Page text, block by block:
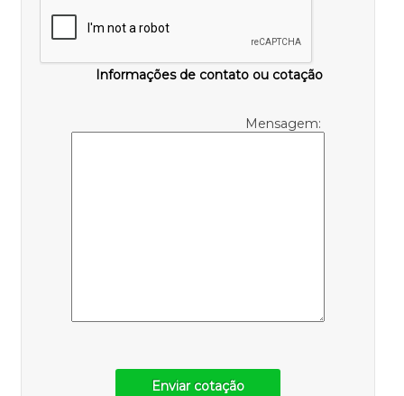
Informações de contato ou cotação
Mensagem:
Enviar cotação